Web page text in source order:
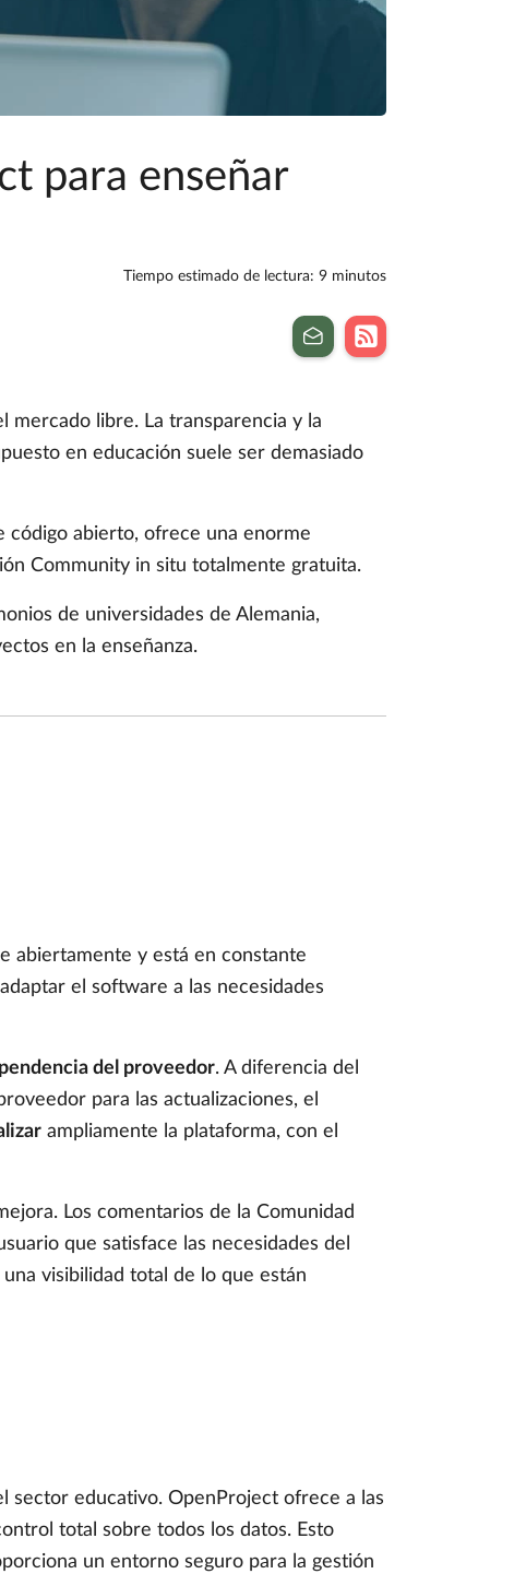
para enseñar
Tiempo estimado de lectura: 9 minutos
mercado libre. La transparencia y la
en educación suele ser demasiado
código abierto, ofrece una enorme
Community in situ totalmente gratuita.
de universidades de Alemania,
en la enseñanza.
abiertamente y está en constante
el software a las necesidades
del proveedor. A diferencia del
para las actualizaciones, el
ampliamente la plataforma, con el
Los comentarios de la Comunidad
que satisface las necesidades del
visibilidad total de lo que están
sector educativo. OpenProject ofrece a las
total sobre todos los datos. Esto
un entorno seguro para la gestión